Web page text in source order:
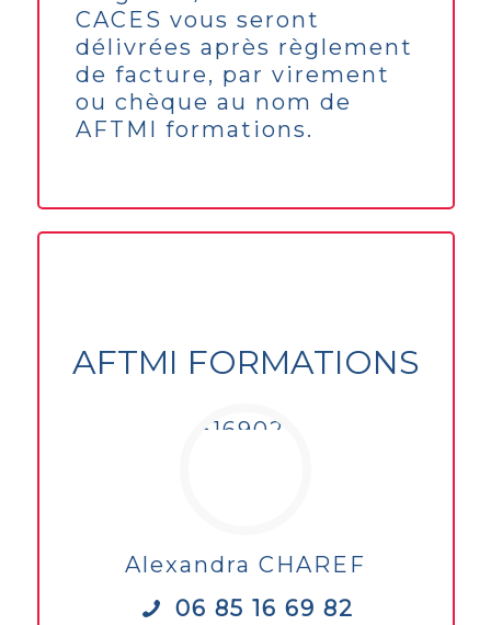
CACES vous seront
délivrées après règlement
de facture, par virement
ou chèque au nom de
AFTMI formations.
AFTMI FORMATIONS
Alexandra CHAREF
06 85 16 69 82